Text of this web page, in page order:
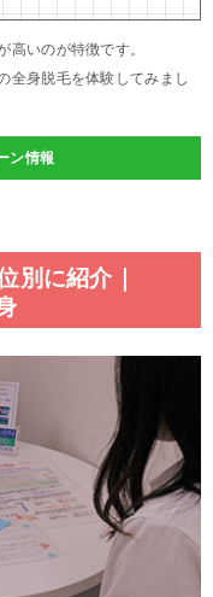
高いのが特徴です。
全身脱毛を体験してみまし
ン情報
別に紹介｜